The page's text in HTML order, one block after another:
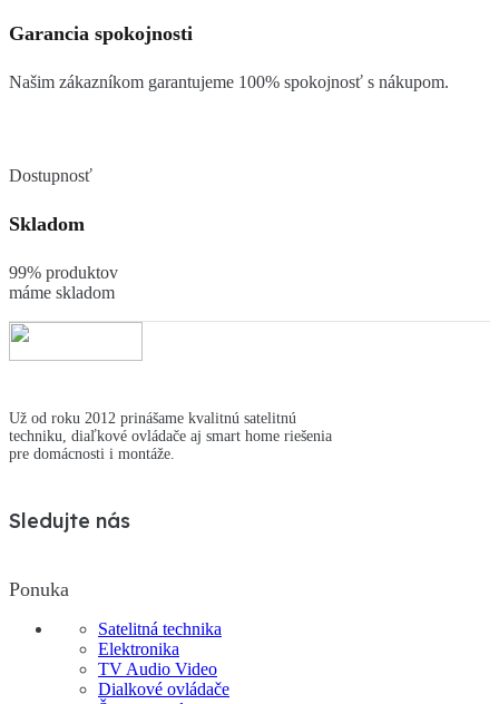
Garancia spokojnosti
Našim zákazníkom garantujeme 100% spokojnosť s nákupom.
Dostupnosť
Skladom
99% produktov
máme skladom
Už od roku 2012 prinášame kvalitnú satelitnú
techniku, diaľkové ovládače aj smart home riešenia
pre domácnosti i montáže.
Sledujte nás
Ponuka
Satelitná technika
Elektronika
TV Audio Video
Dialkové ovládače